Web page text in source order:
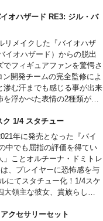
ールをお送りします。
ん。
街並みを感じつつ、ベース
こちらのDX版には牙を剥
単体で楽しむも良しな豪華
しとなる場合もございま
てお支払いをお願いします
ールをお送りします。
ん。
オハザード RE3: ジル・バ
リメイクした『バイオハザ
イオハザード）からの脱出
フィギュアファンを驚愕さ
開発チームの完全監修によ
滲む汗までも感じる事が出来
浮かべた表情の2種類が付
街並みを感じつつ、ベース
の没入感を感じられるスタ
しとなる場合もございま
てお支払いをお願いします
スク 1/4 スタチュー
年に発売となった『バイ
中でも屈指の評価を得てい
ことオルチーナ・ドミトレ
、プレイヤーに恐怖感を与
にてスタチュー化！1/4スケ
領主な彼女、貴族らしい
様に。ハットの下には、主
クセサリーセット